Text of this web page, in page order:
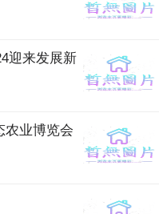
迎来发展新
农业博览会